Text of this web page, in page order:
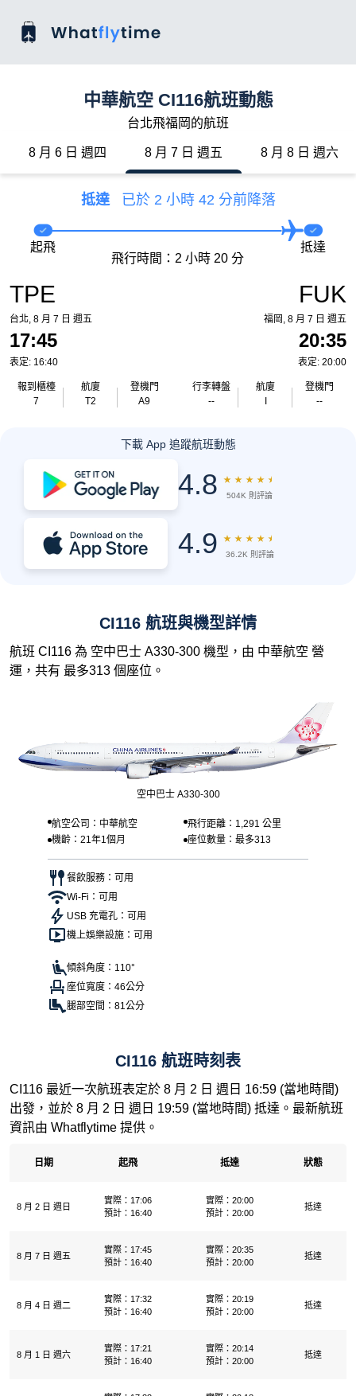
中華航空 CI116航班動態
台北飛福岡的航班
8 月 6 日 週四 8 月 7 日 週五 8 月 8 日 週六
抵達 已於 2 小時 42 分前降落
TPE
台北, 8 月 7 日 週五
17:45
表定: 16:40
報到櫃檯
7
航廈
T2
登機門
A9
起飛
飛行時間：2 小時 20 分
抵達
FUK
福岡, 8 月 7 日 週五
20:35
表定: 20:00
行李轉盤
--
航廈
登機門
--
下載 App 追蹤航班動態
4.8 ★ ★ ★ ★ ★
504K 則評論
4.9 ★ ★ ★ ★ ★
36.2K 則評論
CI116 航班與機型詳情
航班 CI116 為 空中巴士 A330-300 機型，由 中華航空 營
運，共有 最多313 個座位。
空中巴士 A330-300
航空公司：中華航空
飛行距離：1,291 公里
機齡：21年1個月
座位數量：最多313
餐飲服務：可用
Wi-Fi：可用
USB 充電孔：可用
機上娛樂設施：可用
傾斜角度：110°
座位寬度：46公分
腿部空間：81公分
CI116 航班時刻表
CI116 最近一次航班表定於 8 月 2 日 週日 16:59 (當地時間)
出發，並於 8 月 2 日 週日 19:59 (當地時間) 抵達。最新航班
資訊由 Whatflytime 提供。
日期 起飛 抵達 狀態
8 月 2 日 週日
實際：17:06
預計：16:40
實際：20:00
預計：20:00
抵達
8 月 7 日 週五
實際：17:45
預計：16:40
實際：20:35
預計：20:00
抵達
8 月 4 日 週二
實際：17:32
預計：16:40
實際：20:19
預計：20:00
抵達
8 月 1 日 週六
實際：17:21
預計：16:40
實際：20:14
預計：20:00
抵達